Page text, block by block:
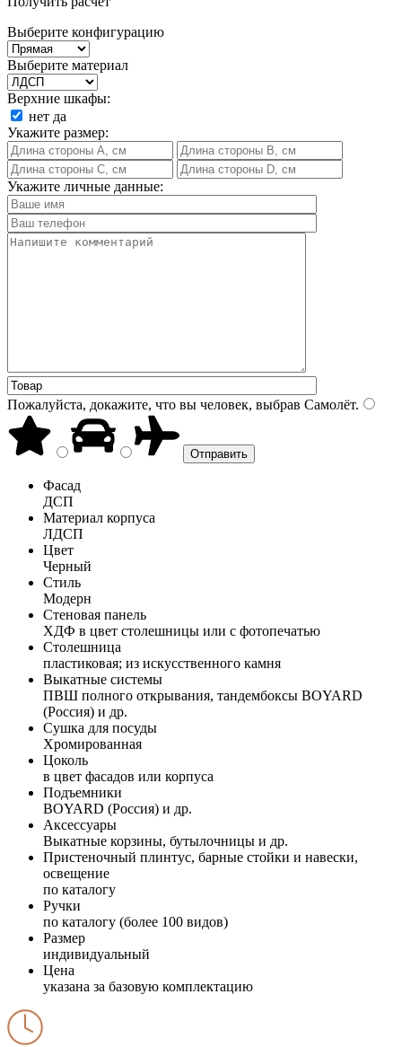
Выберите конфигурацию
Выберите материал
Верхние шкафы:
нет да
Укажите размер:
Укажите личные данные:
Пожалуйста, докажите, что вы человек, выбрав Самолёт.
Фасад
ДСП
Материал корпуса
ЛДСП
Цвет
Черный
Стиль
Модерн
Стеновая панель
ХДФ в цвет столешницы или с фотопечатью
Столешница
пластиковая; из искусственного камня
Выкатные системы
ПВШ полного открывания, тандембоксы BOYARD
(Россия) и др.
Сушка для посуды
Хромированная
Цоколь
в цвет фасадов или корпуса
Подъемники
BOYARD (Россия) и др.
Аксессуары
Выкатные корзины, бутылочницы и др.
Пристеночный плинтус, барные стойки и навески,
освещение
по каталогу
Ручки
по каталогу (более 100 видов)
Размер
индивидуальный
Цена
указана за базовую комплектацию